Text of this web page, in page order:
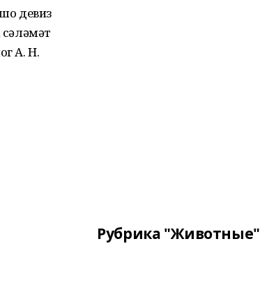
девиз
А. Н.
Рубрика "Животные"